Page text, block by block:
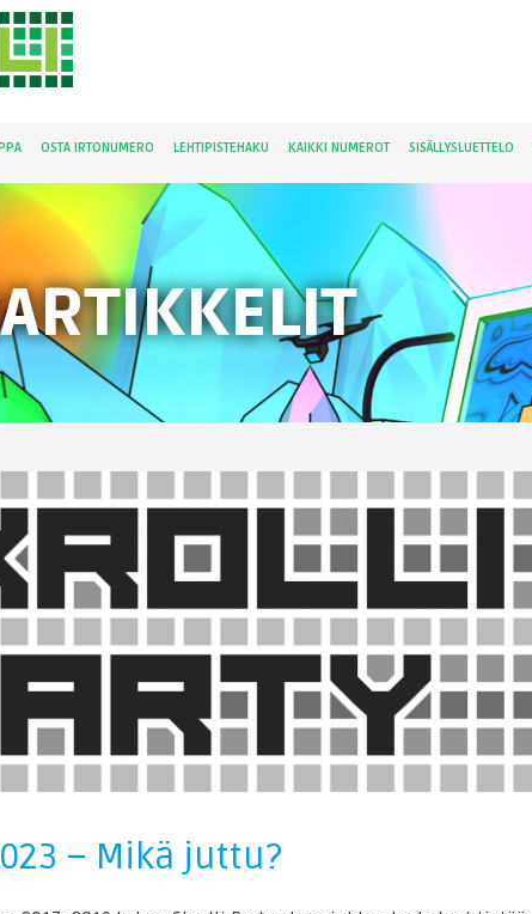
OSTA IRTONUMERO LEHTIPISTEHAKU KAIKKI NUMEROT SISÄLLYSLUETTELO
– Mikä juttu?